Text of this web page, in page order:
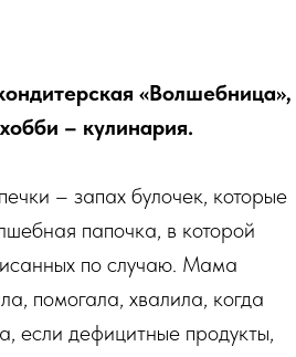
«Волшебница»,
– кулинария.
– запах булочек, которые
папочка, в которой
по случаю. Мама
помогала, хвалила, когда
если дефицитные продукты,